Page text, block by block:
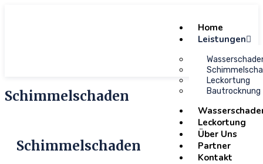
Home
Leistungen
Leckortung
Bautrocknung
Leckortung
Über Uns
Partner
Kontakt
Schimmelschaden
Schimmelschaden